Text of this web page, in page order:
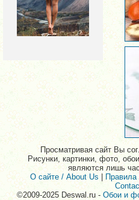
Просматривая сайт Вы
Рисунки, картинки, фото,
являются лишь
О сайте / About Us |Правила
©2009-2025 Deswal.ru -Обои и